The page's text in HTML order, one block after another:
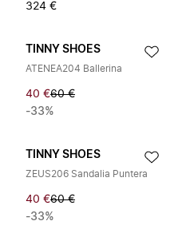
324 €
TINNY SHOES
ATENEA204 Ballerina
40 €60 €
-33%
TINNY SHOES
ZEUS206 Sandalia Puntera
40 €60 €
-33%